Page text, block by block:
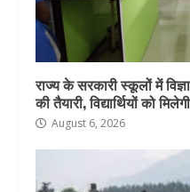
राज्य के सरकारी स्कूलों में
की तैयारी, विद्यार्थियों को
August 6, 2026